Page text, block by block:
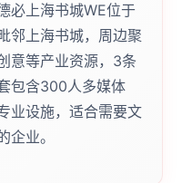
必上海书城WE位于
邻上海书城，周边聚
意等产业资源，3条
包含300人多媒体
业设施，适合需要文
企业。